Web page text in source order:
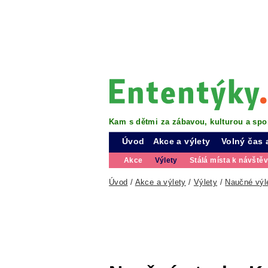
Kam s dětmi za zábavou, kulturou a
Úvod Akce a výlety
Akce Výlety Stálá místa k
Volný čas
Úvod / Akce a výlety / Výlety / Naučné